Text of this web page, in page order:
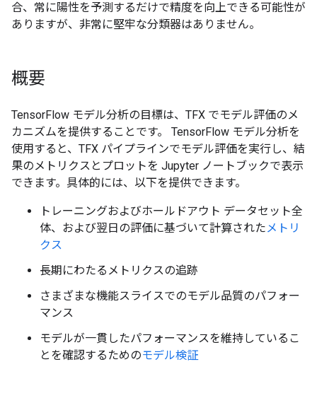
合、常に陽性を予測するだけで精度を向上できる可能性が
ありますが、非常に堅牢な分類器はありません。
概要
TensorFlow モデル分析の目標は、TFX でモデル評価のメ
カニズムを提供することです。 TensorFlow モデル分析を
使用すると、TFX パイプラインでモデル評価を実行し、結
果のメトリクスとプロットを Jupyter ノートブックで表示
できます。具体的には、以下を提供できます。
トレーニングおよびホールドアウト データセット全
体、および翌日の評価に基づいて計算されたメトリ
クス
長期にわたるメトリクスの追跡
さまざまな機能スライスでのモデル品質のパフォー
マンス
モデルが一貫したパフォーマンスを維持しているこ
とを確認するためのモデル検証